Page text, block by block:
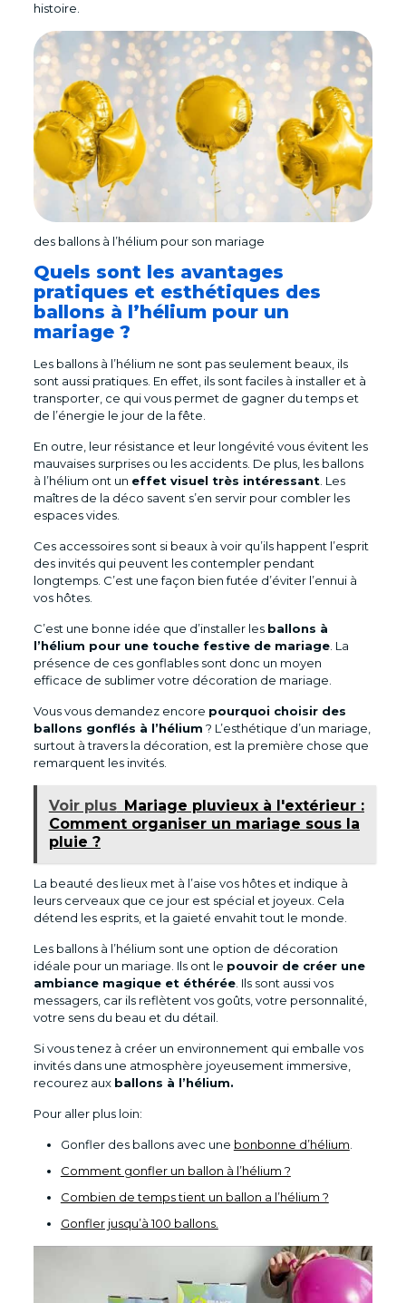
histoire.
des ballons à l’hélium pour son mariage
Quels sont les avantages
pratiques et esthétiques des
ballons à l’hélium pour un
mariage ?
Les ballons à l’hélium ne sont pas seulement beaux, ils
sont aussi pratiques. En effet, ils sont faciles à installer et à
transporter, ce qui vous permet de gagner du temps et
de l’énergie le jour de la fête.
En outre, leur résistance et leur longévité vous évitent les
mauvaises surprises ou les accidents. De plus, les ballons
à l’hélium ont un effet visuel très intéressant. Les
maîtres de la déco savent s’en servir pour combler les
espaces vides.
Ces accessoires sont si beaux à voir qu’ils happent l’esprit
des invités qui peuvent les contempler pendant
longtemps. C’est une façon bien futée d’éviter l’ennui à
vos hôtes.
C’est une bonne idée que d’installer les ballons à
l’hélium pour une touche festive de mariage. La
présence de ces gonflables sont donc un moyen
efficace de sublimer votre décoration de mariage.
Vous vous demandez encore pourquoi choisir des
ballons gonflés à l’hélium ? L’esthétique d’un mariage,
surtout à travers la décoration, est la première chose que
remarquent les invités.
Voir plus Mariage pluvieux à l'extérieur :
Comment organiser un mariage sous la
pluie ?
La beauté des lieux met à l’aise vos hôtes et indique à
leurs cerveaux que ce jour est spécial et joyeux. Cela
détend les esprits, et la gaieté envahit tout le monde.
Les ballons à l’hélium sont une option de décoration
idéale pour un mariage. Ils ont le pouvoir de créer une
ambiance magique et éthérée. Ils sont aussi vos
messagers, car ils reflètent vos goûts, votre personnalité,
votre sens du beau et du détail.
Si vous tenez à créer un environnement qui emballe vos
invités dans une atmosphère joyeusement immersive,
recourez aux ballons à l’hélium.
Pour aller plus loin:
Gonfler des ballons avec une bonbonne d’hélium
Comment gonfler un ballon à l’hélium ?
Combien de temps tient un ballon a l’hélium ?
Gonfler jusqu’à 100 ballons.